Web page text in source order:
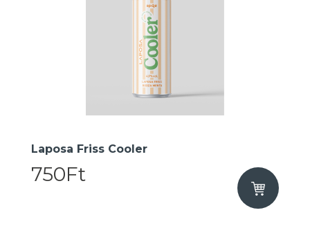
Laposa Friss Cooler
750Ft